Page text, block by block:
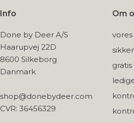
Info
Done by Deer A/S
Haarupvej 22D
8600 Silkeborg
Danmark
shop@donebydeer.com
CVR: 36456329
Om